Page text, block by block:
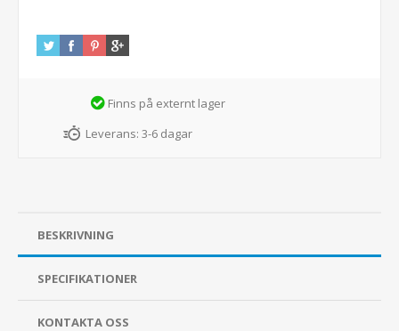
Finns på externt lager
Leverans: 3-6 dagar
BESKRIVNING
SPECIFIKATIONER
KONTAKTA OSS